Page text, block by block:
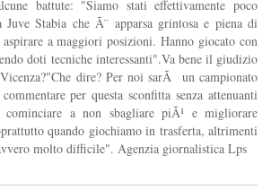
battute: "Siamo stati effettivamente poco
Stabia che Ã¨ apparsa grintosa e piena di
a maggiori posizioni. Hanno giocato con
doti tecniche interessanti".Va bene il giudizio
dire? Per noi sarÃ un campionato
per questa sconfitta senza attenuanti
cominciare a non sbagliare piÃ¹ e migliorare
quando giochiamo in trasferta, altrimenti
molto difficile". Agenzia giornalistica Lps